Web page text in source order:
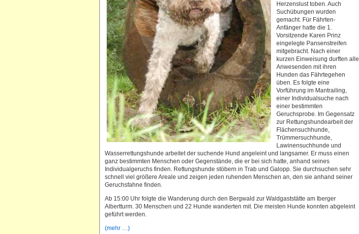
Herzenslust toben. Auch
Suchübungen wurden
gemacht. Für Fährten-
Anfänger hatte die 1.
Vorsitzende Karen Prinz
eingelegte Pansenstreifen
mitgebracht. Nach einer
kurzen Einweisung durften alle
Anwesenden mit ihren
Hunden das Fährtegehen
üben. Es folgte eine
Vorführung im Mantrailing,
einer Individualsuche nach
einer bestimmten
Geruchsprobe. Im Gegensatz
zur Rettungshundearbeit der
Flächensuchhunde,
Trümmersuchhunde,
Lawinensuchhunde und
Wasserrettungshunde arbeitet der suchende Hund angeleint und langsamer. Er muss einen
ganz bestimmten Menschen oder Gegenstände, die er bei sich hatte, anhand seines
Individualgeruchs finden. Rettungshunde stöbern in Trab und Galopp. Sie durchsuchen sehr
schnell viel größere Areale und zeigen jeden ruhenden Menschen an, den sie anhand seiner
Geruchsfahne finden.
Ab 15:00 Uhr folgte die Wanderung durch den Bergwald zur Waldgaststätte am Iberger
Albertturm. 30 Menschen und 22 Hunde wanderten mit. Die meisten Hunde konnten abgeleint
geführt werden.
(mehr …)